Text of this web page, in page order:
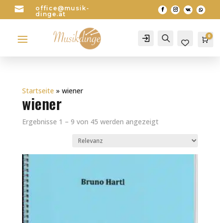

office@musik-
dinge.at
a Account Search 0
Startseite » wiener
wiener
Ergebnisse 1 – 9 von 45 werden angezeigt